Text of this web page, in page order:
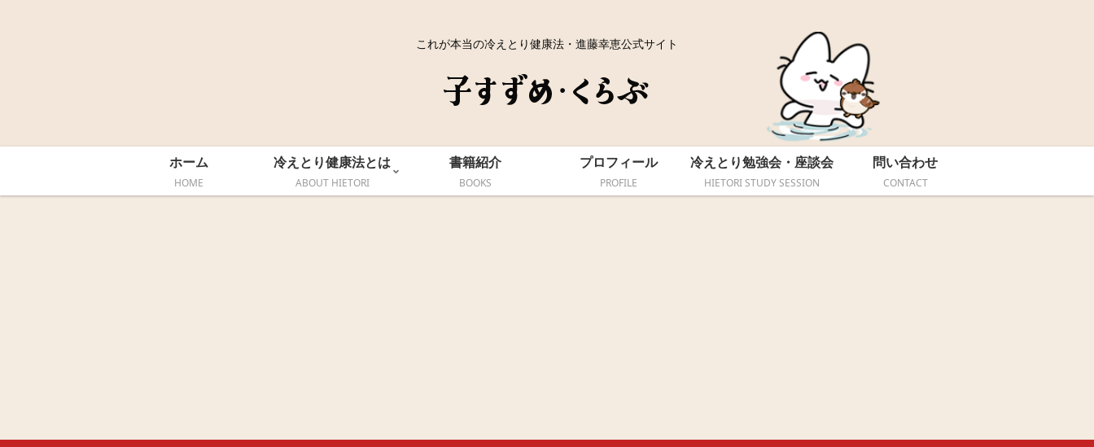
これが本当の冷えとり健康法・進藤幸恵公式サイト
ホーム
HOME
冷えとり健康法とは
ABOUT HIETORI
書籍紹介
BOOKS
プロフィール
PROFILE
冷えとり勉強会・座談会
HIETORI STUDY SESSION
問い合わせ
CONTACT